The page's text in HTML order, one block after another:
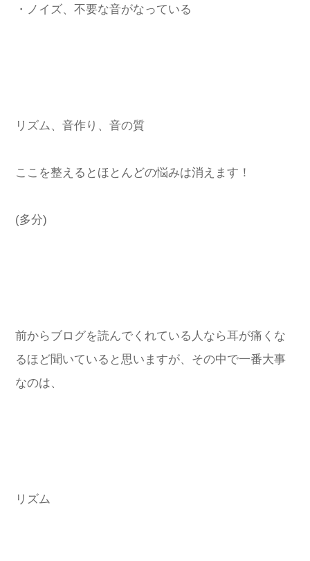
・ノイズ、不要な音がなっている
リズム、音作り、音の質
ここを整えるとほとんどの悩みは消えます！
(多分)
前からブログを読んでくれている人なら耳が痛くな
るほど聞いていると思いますが、その中で一番大事
なのは、
リズム